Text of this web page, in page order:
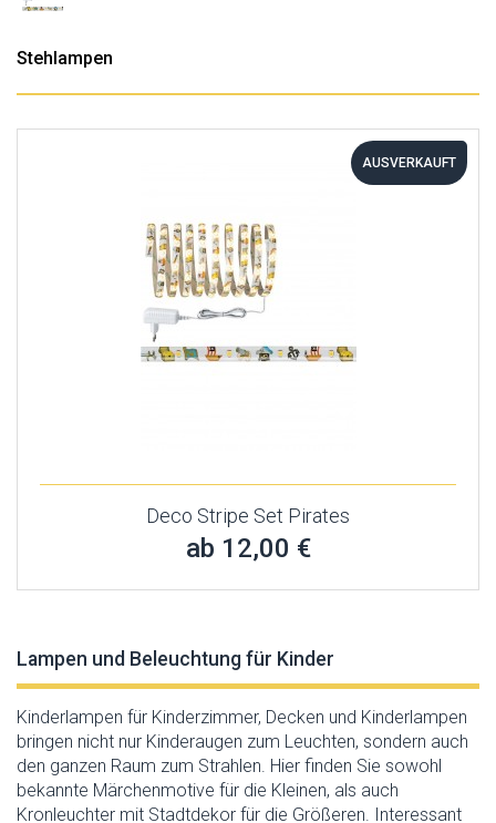
Stehlampen
AUSVERKAUFT
Deco Stripe Set Pirates
ab 12,00 €
Lampen und Beleuchtung für Kinder
Kinderlampen für Kinderzimmer, Decken und Kinderlampen
bringen nicht nur Kinderaugen zum Leuchten, sondern auch
den ganzen Raum zum Strahlen. Hier finden Sie sowohl
bekannte Märchenmotive für die Kleinen, als auch
Kronleuchter mit Stadtdekor für die Größeren. Interessant